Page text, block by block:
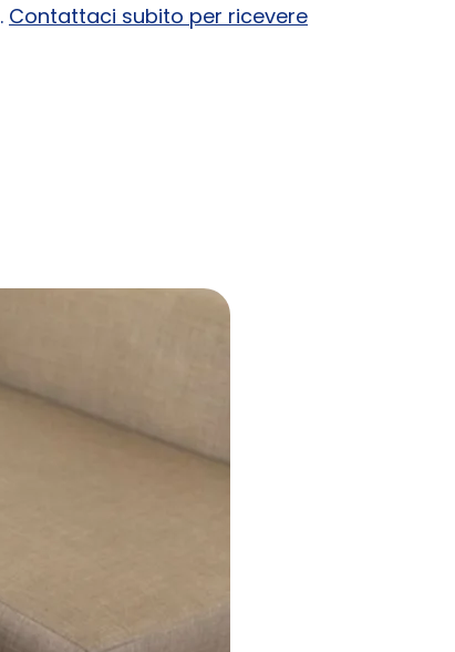
. Contattaci subito per ricevere